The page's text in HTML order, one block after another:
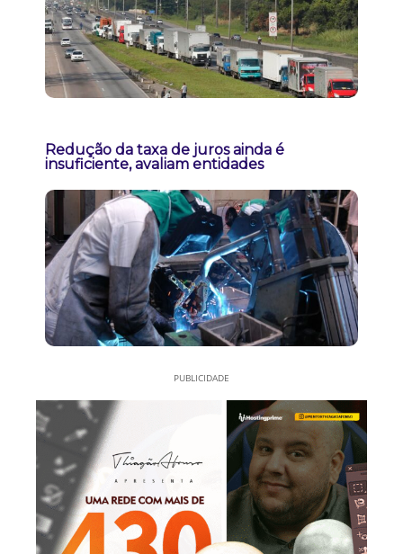
Redução da taxa de juros ainda é
insuficiente, avaliam entidades
PUBLICIDADE